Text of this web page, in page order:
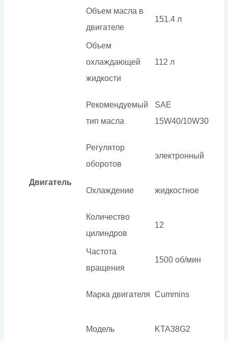
Двигатель
Объем масла в
двигателе
151.4 л
Объем
охлаждающей
жидкости
112 л
Рекомендуемый
тип масла
SAE
15W40/10W30
Регулятор
оборотов
электронный
Охлаждение жидкостное
Количество
цилиндров
12
Частота
вращения
1500 об/мин
Марка двигателя Cummins
Модель KTA38G2